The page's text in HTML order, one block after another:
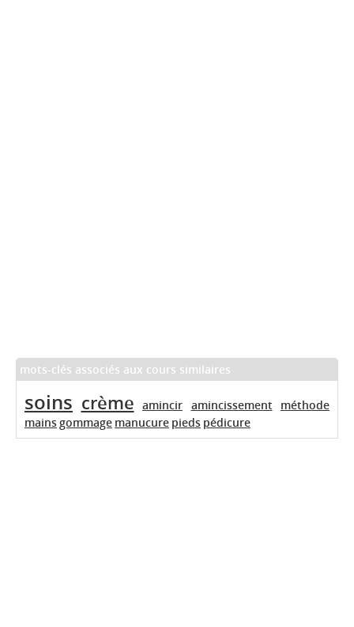
mots-clés associés aux cours similaires
soins crème amincir amincissement
méthode
mainsgommage manucure pieds pédicure